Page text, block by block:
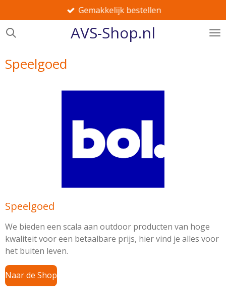
direct
naar
hoofdinhoud
AVS-Shop.nl
Gemakkelijk bestellen
Speelgoed
Speelgoed
We bieden een scala aan outdoor producten van hoge
kwaliteit voor een betaalbare prijs, hier vind je alles voor
het buiten leven.
Naar de Shop